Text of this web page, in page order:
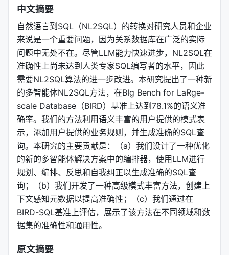
中文摘要
自然语言到SQL（NL2SQL）的转换对研究人员和企业
来说是一个重要问题，因为关系数据库在广泛的实际
问题中无处不在。尽管LLM能力快速进步，NL2SQL在
准确性上尚未达到人类专家SQL编写者的水平，因此
需要NL2SQL算法的进一步改进。本研究提出了一种新
的多智能体NL2SQL方法，在BIg Bench for LaRge-
scale Database（BIRD）基准上达到78.1%的语义准
确率。我们的方法利用语义丰富的用户提供的模式表
示，添加用户提供的业务规则，并生成准确的SQL查
询。本研究的主要贡献是：（a）我们设计了一种优化
的新的多智能体解决方案中的编排器，使用LLM进行
规划、编排、反思和自我纠正以生成准确的SQL查
询；（b）我们开发了一种高级模式丰富方法，创建上
下文感知元数据以提高准确性；（c）我们通过在
BIRD-SQL基准上评估，展示了该方法在不同领域和数
据集的准确性和通用性。
原文摘要